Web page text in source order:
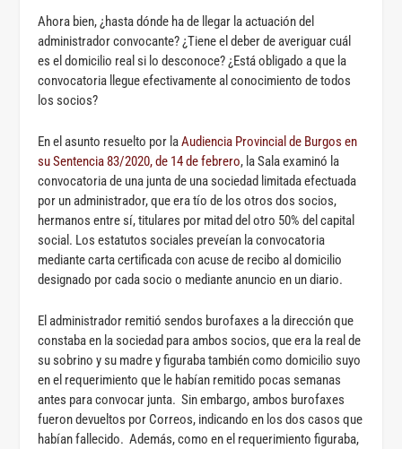
Ahora bien, ¿hasta dónde ha de llegar la actuación del
administrador convocante? ¿Tiene el deber de averiguar cuál
es el domicilio real si lo desconoce? ¿Está obligado a que la
convocatoria llegue efectivamente al conocimiento de todos
los socios?
En el asunto resuelto por laAudiencia Provincial de Burgos en
su Sentencia 83/2020, de 14 de febrero, la Sala examinó la
convocatoria de una junta de una sociedad limitada efectuada
por un administrador, que era tío de los otros dos socios,
hermanos entre sí, titulares por mitad del otro 50% del capital
social. Los estatutos sociales preveían la convocatoria
mediante carta certificada con acuse de recibo al domicilio
designado por cada socio o mediante anuncio en un diario.
El administrador remitió sendos burofaxes a la dirección que
constaba en la sociedad para ambos socios, que era la real de
su sobrino y su madre y figuraba también como domicilio suyo
en el requerimiento que le habían remitido pocas semanas
antes para convocar junta. Sin embargo, ambos burofaxes
fueron devueltos por Correos, indicando en los dos casos que
habían fallecido. Además, como en el requerimiento figuraba,